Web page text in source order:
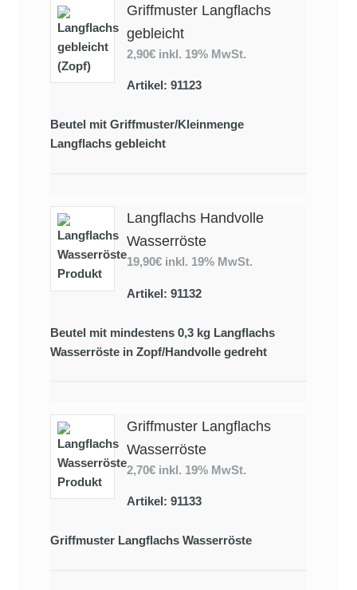
Griffmuster Langflachs
gebleicht
2,90€ inkl. 19% MwSt.
Artikel: 91123
Beutel mit Griffmuster/Kleinmenge
Langflachs gebleicht
Langflachs Handvolle
Wasserröste
19,90€ inkl. 19% MwSt.
Artikel: 91132
Beutel mit mindestens 0,3 kg Langflachs
Wasserröste in Zopf/Handvolle gedreht
Griffmuster Langflachs
Wasserröste
2,70€ inkl. 19% MwSt.
Artikel: 91133
Griffmuster Langflachs Wasserröste